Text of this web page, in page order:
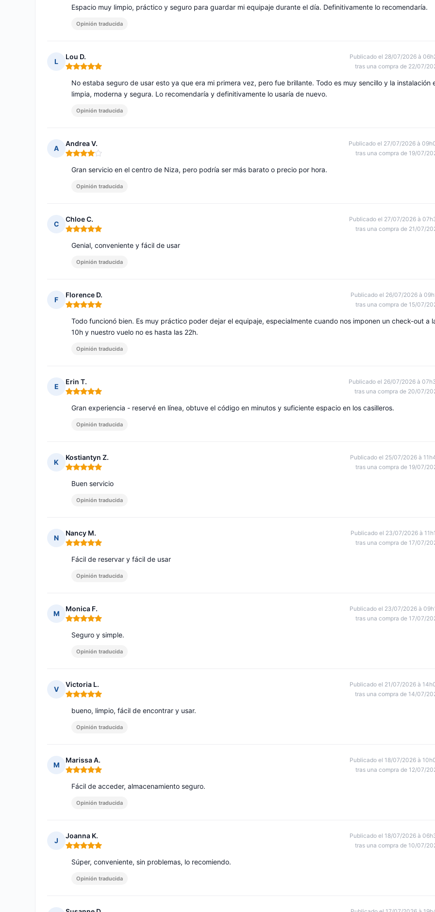
Espacio muy limpio, práctico y seguro para guardar mi equipaje durante el día. Definitivamente lo recomendaría.
Opinión traducida
L
Lou D.
Nota: 5 de 5
Publicado el 28/07/2026 à
tras una compra de 22/07/
No estaba seguro de usar esto ya que era mi primera vez, pero fue brillante. Todo es muy sencillo y la instalación
limpia, moderna y segura. Lo recomendaría y definitivamente lo usaría de nuevo.
Opinión traducida
A
Andrea V.
Nota: 4 de 5
Publicado el 27/07/2026 à
tras una compra de 19/07/
Gran servicio en el centro de Niza, pero podría ser más barato o precio por hora.
Opinión traducida
C
Chloe C.
Nota: 5 de 5
Publicado el 27/07/2026 à
tras una compra de 21/07/
Genial, conveniente y fácil de usar
Opinión traducida
F
Florence D.
Nota: 5 de 5
Publicado el 26/07/2026 à
tras una compra de 15/07/
Todo funcionó bien. Es muy práctico poder dejar el equipaje, especialmente cuando nos imponen un check-out a
10h y nuestro vuelo no es hasta las 22h.
Opinión traducida
E
Erin T.
Nota: 5 de 5
Publicado el 26/07/2026 à
tras una compra de 20/07/
Gran experiencia - reservé en línea, obtuve el código en minutos y suficiente espacio en los casilleros.
Opinión traducida
K
Kostiantyn Z.
Nota: 5 de 5
Publicado el 25/07/2026 à
tras una compra de 19/07/
Buen servicio
Opinión traducida
N
Nancy M.
Nota: 5 de 5
Publicado el 23/07/2026 à
tras una compra de 17/07/
Fácil de reservar y fácil de usar
Opinión traducida
M
Monica F.
Nota: 5 de 5
Publicado el 23/07/2026 à
tras una compra de 17/07/
Seguro y simple.
Opinión traducida
V
Victoria L.
Nota: 5 de 5
Publicado el 21/07/2026 à
tras una compra de 14/07/
bueno, limpio, fácil de encontrar y usar.
Opinión traducida
M
Marissa A.
Nota: 5 de 5
Publicado el 18/07/2026 à
tras una compra de 12/07/
Fácil de acceder, almacenamiento seguro.
Opinión traducida
J
Joanna K.
Nota: 5 de 5
Publicado el 18/07/2026 à
tras una compra de 10/07/
Súper, conveniente, sin problemas, lo recomiendo.
Opinión traducida